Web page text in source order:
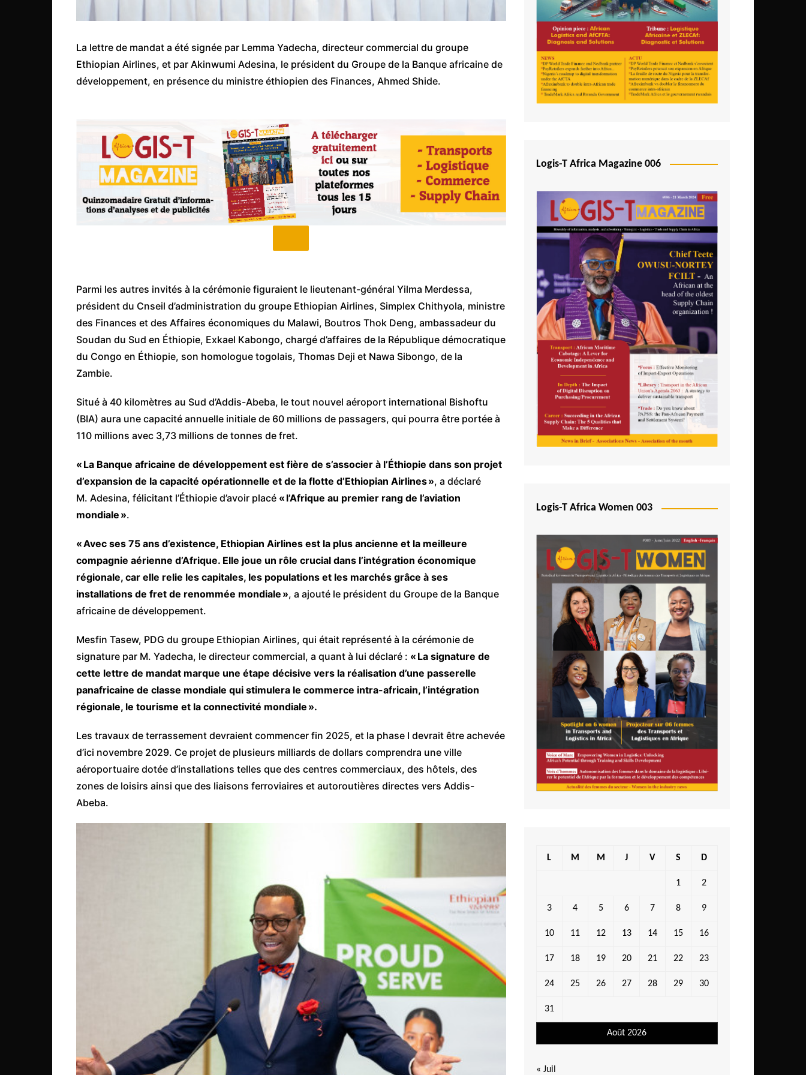
Seychelles
Sierra Leone
La lettre de mandat a été signée par Lemma Yadecha, directeur commercial du groupe
Ethiopian Airlines, et par Akinwumi Adesina, le président du Groupe de la Banque africaine de
développement, en présence du ministre éthiopien des Finances, Ahmed Shide.
Parmi les autres invités à la cérémonie figuraient le lieutenant-général Yilma Merdessa,
président du Cnseil d’administration du groupe Ethiopian Airlines, Simplex Chithyola, ministre
des Finances et des Affaires économiques du Malawi, Boutros Thok Deng, ambassadeur du
Soudan du Sud en Éthiopie, Exkael Kabongo, chargé d’affaires de la République démocratique
du Congo en Éthiopie, son homologue togolais, Thomas Deji et Nawa Sibongo, de la
Zambie.
Situé à 40 kilomètres au Sud d’Addis-Abeba, le tout nouvel aéroport international Bishoftu
(BIA) aura une capacité annuelle initiale de 60 millions de passagers, qui pourra être portée à
110 millions avec 3,73 millions de tonnes de fret.
« La Banque africaine de développement est fière de s’associer à l’Éthiopie dans son projet
d’expansion de la capacité opérationnelle et de la flotte d’Ethiopian Airlines », a déclaré
M. Adesina, félicitant l’Éthiopie d’avoir placé « l’Afrique au premier rang de l’aviation
mondiale ».
« Avec ses 75 ans d’existence, Ethiopian Airlines est la plus ancienne et la meilleure
compagnie aérienne d’Afrique. Elle joue un rôle crucial dans l’intégration économique
régionale, car elle relie les capitales, les populations et les marchés grâce à ses
installations de fret de renommée mondiale », a ajouté le président du Groupe de la Banque
africaine de développement.
Mesfin Tasew, PDG du groupe Ethiopian Airlines, qui était représenté à la cérémonie de
signature par M. Yadecha, le directeur commercial, a quant à lui déclaré : « La signature de
cette lettre de mandat marque une étape décisive vers la réalisation d’une passerelle
panafricaine de classe mondiale qui stimulera le commerce intra-africain, l’intégration
régionale, le tourisme et la connectivité mondiale ».
Les travaux de terrassement devraient commencer fin 2025, et la phase I devrait être achevée
d’ici novembre 2029. Ce projet de plusieurs milliards de dollars comprendra une ville
aéroportuaire dotée d’installations telles que des centres commerciaux, des hôtels, des
zones de loisirs ainsi que des liaisons ferroviaires et autoroutières directes vers Addis-
Abeba.
Logis-T Africa Magazine 006
Logis-T Africa Women 003
Août 2026
L M M J V S D
1 2
3 4 5 6 7 8 9
10 11 12 13 14 15 16
17 18 19 20 21 22 23
24 25 26 27 28 29 30
31
« Juil